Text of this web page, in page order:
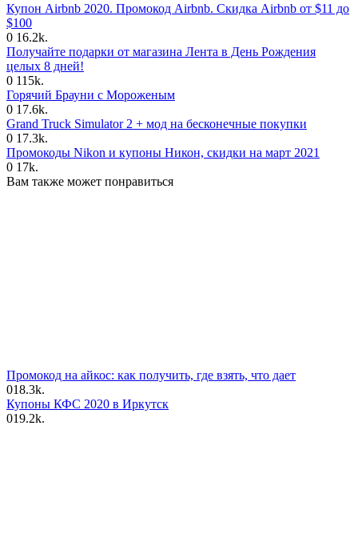
Купон Airbnb 2020. Промокод Airbnb. Скидка Airbnb от $11 до
$100
0 16.2k.
Получайте подарки от магазина Лента в День Рождения
целых 8 дней!
0 115k.
Горячий Брауни с Мороженым
0 17.6k.
Grand Truck Simulator 2 + мод на бесконечные покупки
0 17.3k.
Промокоды Nikon и купоны Никон, скидки на март 2021
0 17k.
Вам также может понравиться
Промокод на айкос: как получить, где взять, что дает
018.3k.
Купоны КФС 2020 в Иркутск
019.2k.